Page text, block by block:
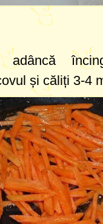
adâncă
și căliți 3-4